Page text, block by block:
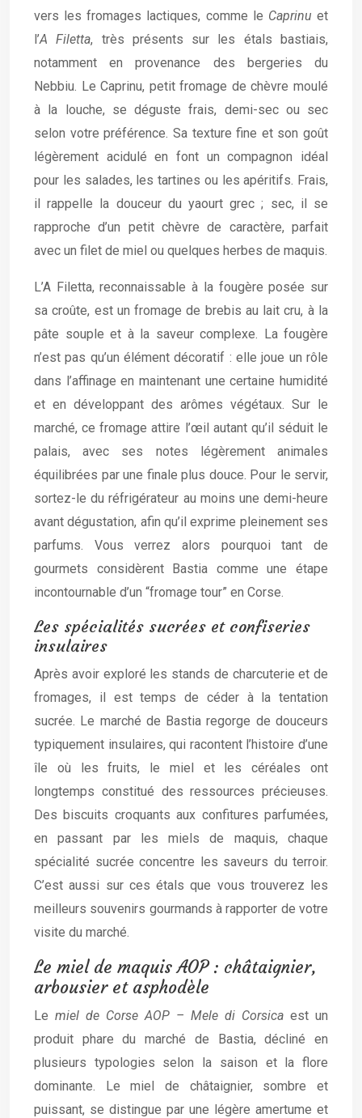
vers les fromages lactiques, comme le Caprinu et
l’A Filetta, très présents sur les étals bastiais,
notamment en provenance des bergeries du
Nebbiu. Le Caprinu, petit fromage de chèvre moulé
à la louche, se déguste frais, demi-sec ou sec
selon votre préférence. Sa texture fine et son goût
légèrement acidulé en font un compagnon idéal
pour les salades, les tartines ou les apéritifs. Frais,
il rappelle la douceur du yaourt grec ; sec, il se
rapproche d’un petit chèvre de caractère, parfait
avec un filet de miel ou quelques herbes de maquis.
L’A Filetta, reconnaissable à la fougère posée sur
sa croûte, est un fromage de brebis au lait cru, à la
pâte souple et à la saveur complexe. La fougère
n’est pas qu’un élément décoratif : elle joue un rôle
dans l’affinage en maintenant une certaine humidité
et en développant des arômes végétaux. Sur le
marché, ce fromage attire l’œil autant qu’il séduit le
palais, avec ses notes légèrement animales
équilibrées par une finale plus douce. Pour le servir,
sortez-le du réfrigérateur au moins une demi-heure
avant dégustation, afin qu’il exprime pleinement ses
parfums. Vous verrez alors pourquoi tant de
gourmets considèrent Bastia comme une étape
incontournable d’un “fromage tour” en Corse.
Les spécialités sucrées et confiseries
insulaires
Après avoir exploré les stands de charcuterie et de
fromages, il est temps de céder à la tentation
sucrée. Le marché de Bastia regorge de douceurs
typiquement insulaires, qui racontent l’histoire d’une
île où les fruits, le miel et les céréales ont
longtemps constitué des ressources précieuses.
Des biscuits croquants aux confitures parfumées,
en passant par les miels de maquis, chaque
spécialité sucrée concentre les saveurs du terroir.
C’est aussi sur ces étals que vous trouverez les
meilleurs souvenirs gourmands à rapporter de votre
visite du marché.
Le miel de maquis AOP : châtaignier,
arbousier et asphodèle
Le miel de Corse AOP – Mele di Corsica est un
produit phare du marché de Bastia, décliné en
plusieurs typologies selon la saison et la flore
dominante. Le miel de châtaignier, sombre et
puissant, se distingue par une légère amertume et